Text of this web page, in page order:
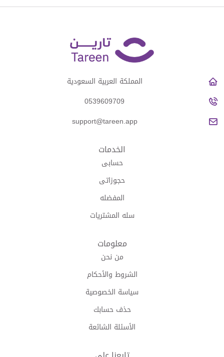
المملكة العربية السعودية
0539609709
support@tareen.app
الخدمات
حسابى
حجوزاتى
المفضله
سله المشتريات
معلومات
من نحن
الشروط والأحكام
سياسة الخصوصية
حذف حسابك
الأسئلة الشائعة